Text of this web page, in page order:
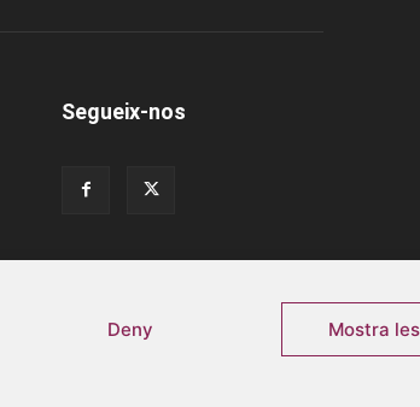
Deny Mostra
Segueix-nos